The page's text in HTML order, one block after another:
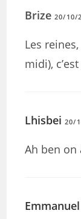
Brize20/10/
Les
midi),
Lhisbei 20/
Ah ben on
Emmanuel